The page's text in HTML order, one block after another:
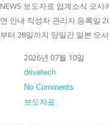
NEWS 보도자료 업계소식 오사
연 안내 작성자 관리자 등록일
부터 28일까지 양일간 일본 오
2026년 07월 10일
drivetech
No Comments
보도자료